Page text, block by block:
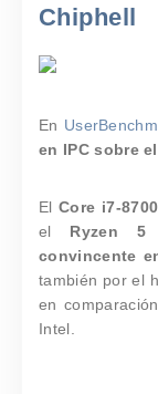
Chiphell
En
en IPC sobre
El Core i7-
el Ryzen 5
convincente
también por el
en
Intel.